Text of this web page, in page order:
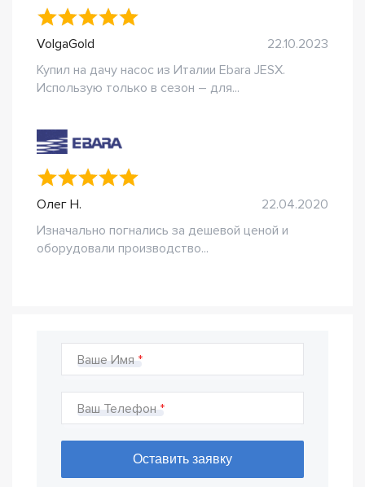
VolgaGold
22.10.2023
Купил на дачу насос из Италии Ebara JESX.
Использую только в сезон – для...
Олег Н.
22.04.2020
Изначально погнались за дешевой ценой и
оборудовали производство...
Ваше Имя
Ваш Телефон